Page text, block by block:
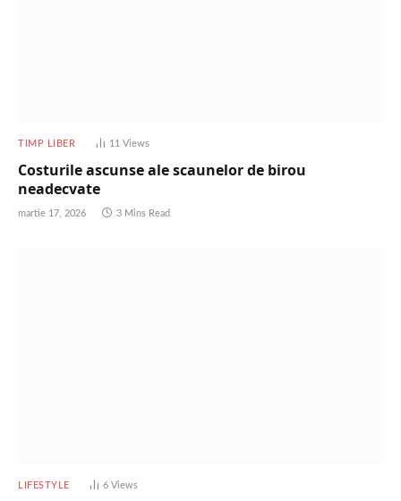
TIMP LIBER 11 Views
Costurile ascunse ale scaunelor de birou
neadecvate
martie 17, 2026 3 Mins Read
LIFESTYLE 6 Views